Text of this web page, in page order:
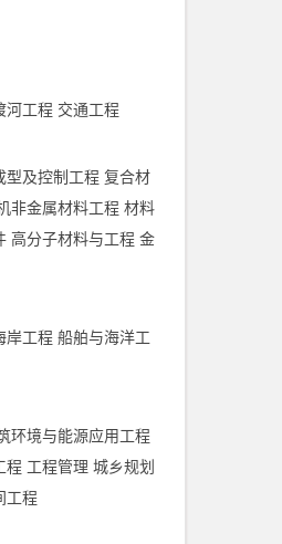
河工程 交通工程
型及控制工程 复合材
非金属材料工程 材料
高分子材料与工程 金
岸工程 船舶与海洋工
环境与能源应用工程
程 工程管理 城乡规划
工程